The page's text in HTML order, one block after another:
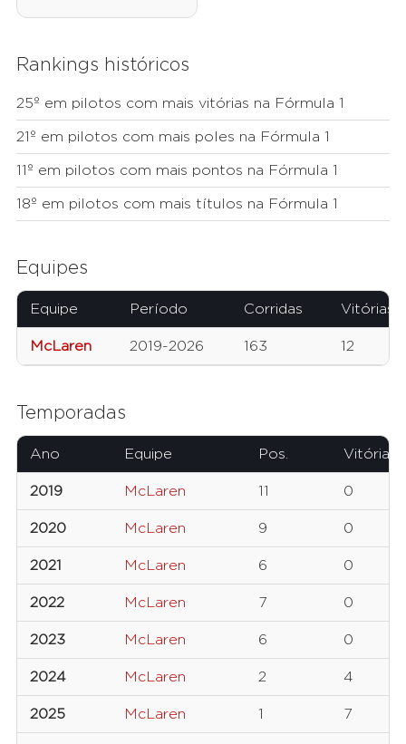
Rankings históricos
25º em pilotos com mais vitórias na Fórmula 1
21º em pilotos com mais poles na Fórmula 1
11º em pilotos com mais pontos na Fórmula 1
18º em pilotos com mais títulos na Fórmula 1
Equipes
Equipe Período Corridas Vitórias
McLaren 2019-2026 163 12
Temporadas
Ano Equipe Pos. Vitórias
2019 McLaren 11 0
2020 McLaren 9 0
2021 McLaren 6 0
2022 McLaren 7 0
2023 McLaren 6 0
2024 McLaren 2 4
2025 McLaren 1 7